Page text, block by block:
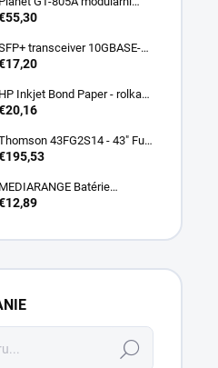
Gigabit
transceiver 10GBASE-
SW, multirate, MM, OM3-
850nm VCSEL, LC dup., DMI ,
komp.. SFP-PLUS-SR-
HP Inkjet Bond Paper - rolka
Q1396A
43FG2S14 - 43" Full
Google TV, LED, čierny
MEDIARANGE Batérie
AAA, USB-C, 4ks
Hľadať